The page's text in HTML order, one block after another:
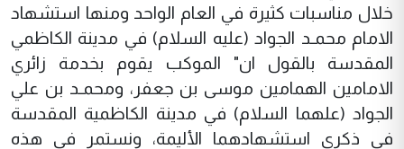
خلال مناسبات كثيرة في العام الواحد ومنها استشهاد
الامام محمـد الجواد (عليه السلام) في مدينة الكاظمي
المقدسة بالقول ان" الموكب يقوم بخدمة زائري
الامامين الهمامين موسى بن جعفر، ومحمـد بن علي
الجواد (علهما السلام) في مدينة الكاظمية المقدسة
في ذكرى استشهادهما الأليمة، ونستمر في هذه